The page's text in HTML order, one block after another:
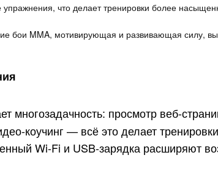
что делает тренировки более
MMA, мотивирующая и развивающая силу,
многозадачность: просмотр веб-
коучинг — всё это делает тренировки
Wi-Fi и USB-зарядка расширяют